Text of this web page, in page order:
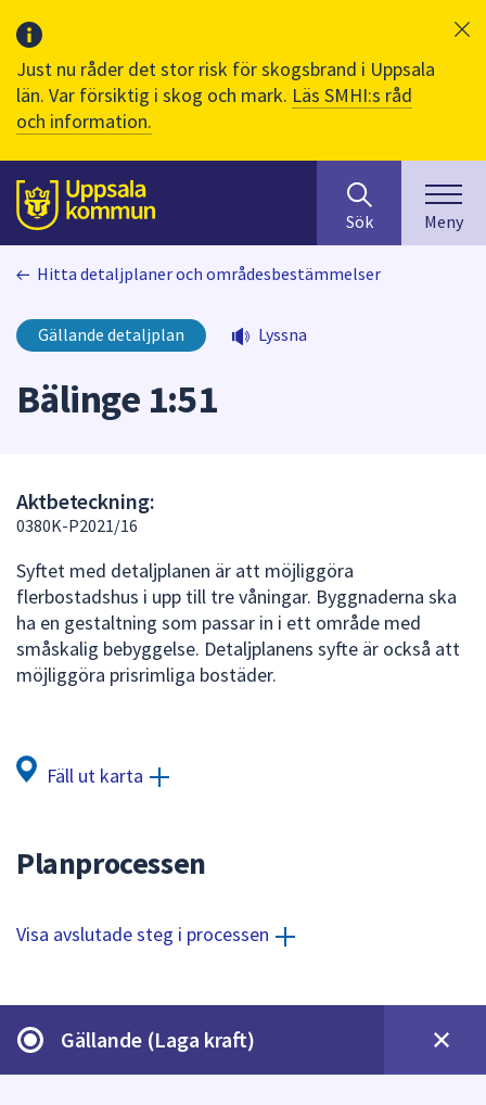
Just nu råder det stor risk för skogsbrand i Uppsala
län. Var försiktig i skog och mark. Läs SMHI:s råd
och information.
Till sidans
huvudinnehåll
efter
innehåll
på
webbplatsen.
under
fältet.
Använd
piltangenterna
för
Sök Meny
Hitta detaljplaner och områdesbestämmelser
Gällande detaljplan Lyssna
Bälinge 1:51
Aktbeteckning:
0380K-P2021/16
Syftet med detaljplanen är att möjliggöra
flerbostadshus i upp till tre våningar. Byggnaderna ska
ha en gestaltning som passar in i ett område med
småskalig bebyggelse. Detaljplanens syfte är också att
möjliggöra prisrimliga bostäder.
Fäll ut karta
Planprocessen
Visa avslutade steg i processen
Gällande (Laga kraft)